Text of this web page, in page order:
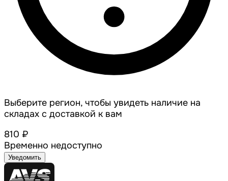
Выберите регион, чтобы увидеть наличие на
складах с доставкой к вам
810 ₽
Временно недоступно
Уведомить